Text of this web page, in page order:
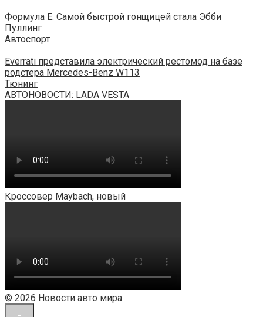
Формула E: Самой быстрой гонщицей стала Эбби
Пуллинг
Автоспорт
Everrati представила электрический рестомод на базе
родстера Mercedes-Benz W113
Тюнинг
АВТОНОВОСТИ: LADA VESTA
Кроссовер Maybach, новый
© 2026 Новости авто мира